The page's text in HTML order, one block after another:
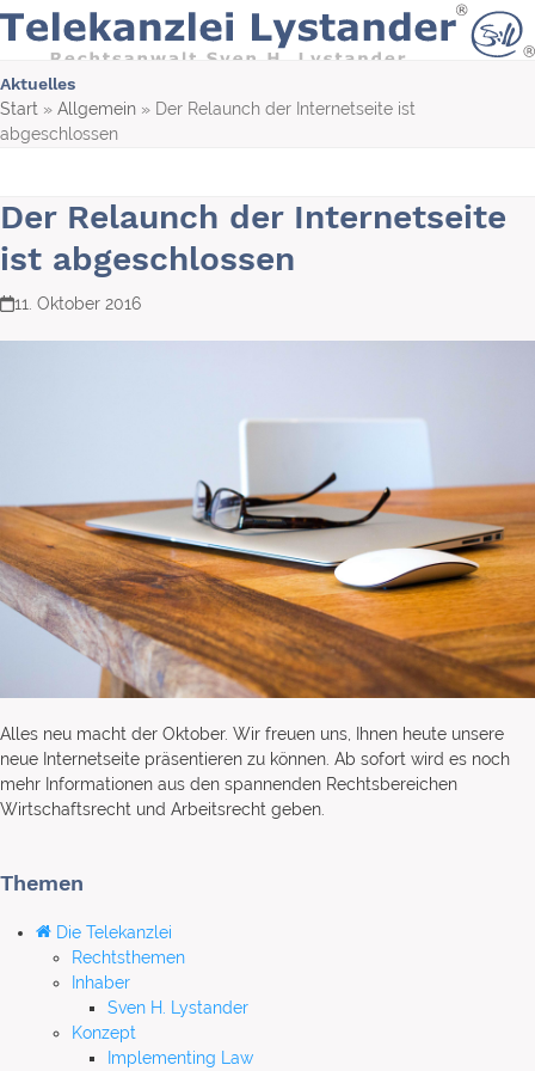
Skip
content
Aktuelles
Start » Allgemein » Der Relaunch der Internetseite ist
abgeschlossen
Der Relaunch der Internetseite
ist abgeschlossen
11. Oktober 2016
Alles neu macht der Oktober. Wir freuen uns, Ihnen heute unsere
neue Internetseite präsentieren zu können. Ab sofort wird es noch
mehr Informationen aus den spannenden Rechtsbereichen
Wirtschaftsrecht und Arbeitsrecht geben.
Themen
Die Telekanzlei
Rechtsthemen
Inhaber
Sven H. Lystander
Konzept
Implementing Law